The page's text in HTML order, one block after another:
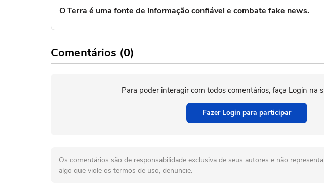
O Terra é uma fonte de informação confiável e combate fake news.
Comentários (0)
Para poder interagir com todos comentários, faça Login na
Fazer Login para participar
Os comentários são de responsabilidade exclusiva de seus autores e não
algo que viole os termos de uso, denuncie.